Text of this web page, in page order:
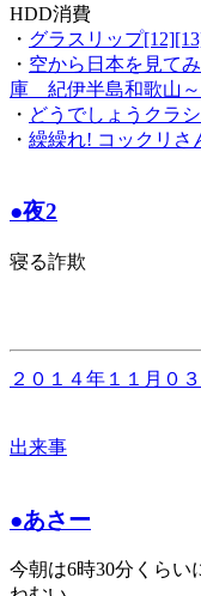
HDD消費
・ グラスリップ
・ 空から日本を見て
庫 紀伊半島和歌山～
・ どうでしょうクラ
・ 繰繰れ! コックリさ
●夜2
寝る詐欺
２０１４年１１月０３
出来事
●あさー
今朝は6時30分くらい